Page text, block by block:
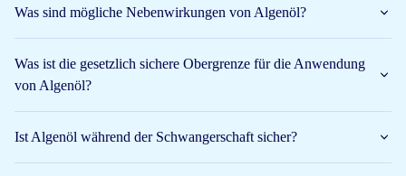
Bierhefen ihre Arbeit in geschlossenen hygienischen Kesseln
zu einer dicken Masse gezüchtet. Daraus wird dann das Algenöl
gewonnen.
Algenöl Omega-3
Die Bezeichnung Omega-3-Algenöl bezieht sich also auf die
Omega-3-Fettsäuren, aus denen Algenöl größtenteils besteht. Da
Was sind mögliche Nebenwirkungen von Algenöl?
Was ist die gesetzlich sichere Obergrenze für die Anwendung
von Algenöl?
Ist Algenöl während der Schwangerschaft sicher?